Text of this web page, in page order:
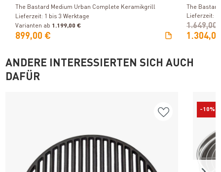
The Bastard Medium Urban Complete Keramikgrill
Lieferzeit: 1 bis 3 Werktage
Varianten ab 1.199,00 €
899,00 €
The
Lieferzeit: 1
1.649,00
ANDERE INTERESSIERTEN SICH AUCH
DAFÜR
-10%